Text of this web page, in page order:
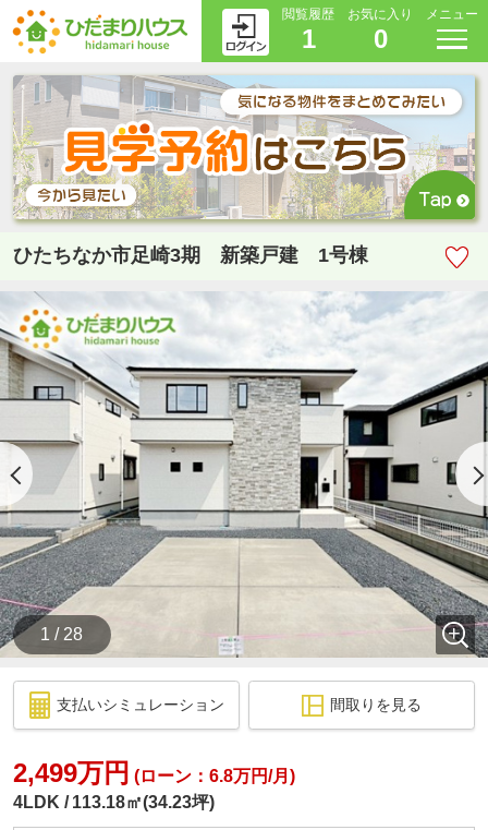
閲覧履歴
1
お気に入り
0
メニュー
ひたちなか市足崎3期 新築戸建 1号棟
1 / 28
支払いシミュレーション 間取りを見る
2,499万円 (ローン：6.8万円/月)
4LDK
113.18㎡(34.23坪)